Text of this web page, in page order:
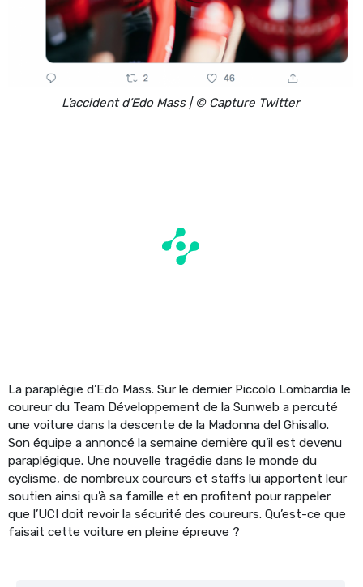
L’accident d’Edo Mass | © Capture Twitter
La paraplégie d’Edo Mass. Sur le dernier Piccolo Lombardia le
coureur du Team Développement de la Sunweb a percuté
une voiture dans la descente de la Madonna del Ghisallo.
Son équipe a annoncé la semaine dernière qu’il est devenu
paraplégique. Une nouvelle tragédie dans le monde du
cyclisme, de nombreux coureurs et staffs lui apportent leur
soutien ainsi qu’à sa famille et en profitent pour rappeler
que l’UCI doit revoir la sécurité des coureurs. Qu’est-ce que
faisait cette voiture en pleine épreuve ?